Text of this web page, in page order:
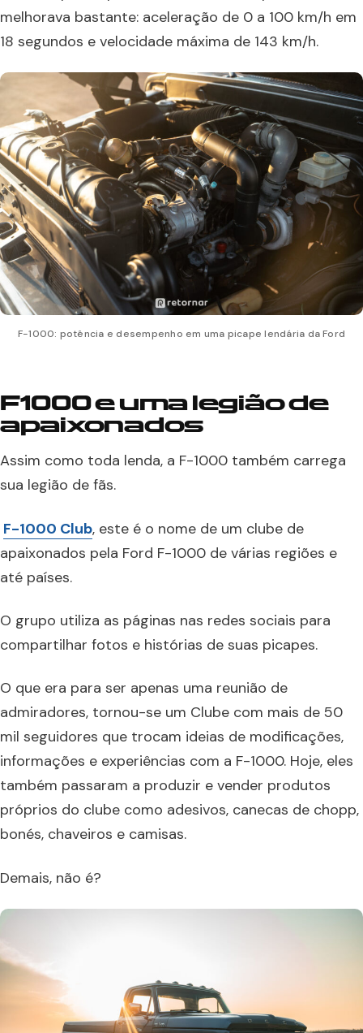
melhorava bastante: aceleração de 0 a 100 km/h em
18 segundos e velocidade máxima de 143 km/h.
F-1000: potência e desempenho em uma picape lendária da Ford
F1000 euma legião de
apaixonados
Assim como toda lenda, a F-1000 também carrega
sua legião de fãs.
F-1000 Club, este é o nome de um clube de
apaixonados pela Ford F-1000 de várias regiões e
até países.
O grupo utiliza as páginas nas redes sociais para
compartilhar fotos e histórias de suas picapes.
O que era para ser apenas uma reunião de
admiradores, tornou-se um Clube com mais de 50
mil seguidores que trocam ideias de modificações,
informações e experiências com a F-1000. Hoje, eles
também passaram a produzir e vender produtos
próprios do clube como adesivos, canecas de chopp,
bonés, chaveiros e camisas.
Demais, não é?